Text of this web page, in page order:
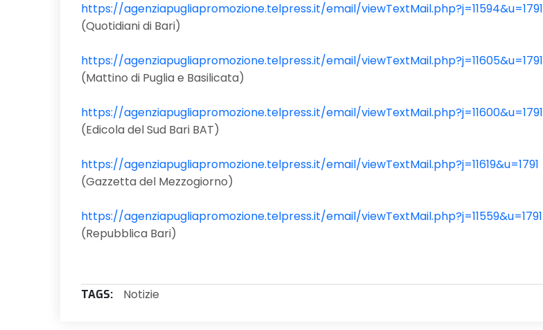
https://agenziapugliapromozione.telpress.it/email/viewTextMail.php?j=11594&u=1791
(Quotidiani di Bari)
https://agenziapugliapromozione.telpress.it/email/viewTextMail.php?j=11605&u=1791
(Mattino di Puglia e Basilicata)
https://agenziapugliapromozione.telpress.it/email/viewTextMail.php?j=11600&u=1791
(Edicola del Sud Bari BAT)
https://agenziapugliapromozione.telpress.it/email/viewTextMail.php?j=11619&u=1791
(Gazzetta del Mezzogiorno)
https://agenziapugliapromozione.telpress.it/email/viewTextMail.php?j=11559&u=1791
(Repubblica Bari)
TAGS: Notizie